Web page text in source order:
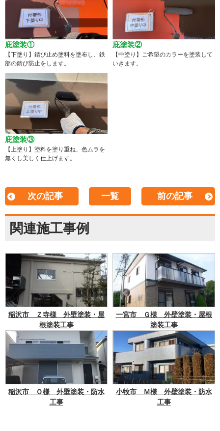
庇塗装①
【下塗り】錆び止め塗料を塗布し、鉄
部の錆び防止をします。
庇塗装②
【中塗り】ご希望のカラーを塗装して
いきます。
庇塗装③
【上塗り】塗料を塗り重ね、色ムラを
無くし美しく仕上げます。
次の記事 一覧 前の記事
関連施工事例
稲沢市 Ｚ寺様 外壁塗装・屋
根塗装工事
一宮市 Ｇ様 外壁塗装・屋根
塗装工事
稲沢市 Ｏ様 外壁塗装・防水
工事
小牧市 Ｍ様 外壁塗装・防水
工事